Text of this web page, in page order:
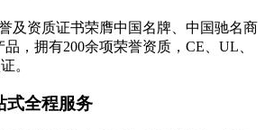
及资质证书荣膺中国名牌、中国驰名商
，拥有200余项荣誉资质，CE、UL、
。
式全程服务